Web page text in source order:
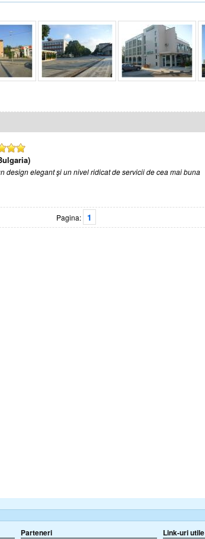
design elegant şi un nivel ridicat de servicii de cea mai buna
Pagina: 1
Parteneri Link-uri utile